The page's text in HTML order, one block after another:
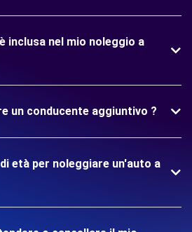
inclusa nel mio noleggio a
un conducente aggiuntivo ?
età per noleggiare un'auto a